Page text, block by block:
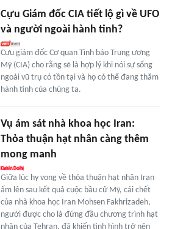
Cựu Giám đốc CIA tiết lộ gì về UFO
và người ngoài hành tinh?
Cựu giám đốc Cơ quan Tình báo Trung ương
Mỹ (CIA) cho rằng sẽ là hợp lý khi nói sự sống
ngoài vũ trụ có tồn tại và họ có thể đang thăm
hành tinh của chúng ta.
Vụ ám sát nhà khoa học Iran:
Thỏa thuận hạt nhân càng thêm
mong manh
Giữa lúc hy vọng về thỏa thuận hạt nhân Iran
ấm lên sau kết quả cuộc bầu cử Mỹ, cái chết
của nhà khoa học Iran Mohsen Fakhrizadeh,
người được cho là đứng đầu chương trình hạt
nhân của Tehran, đã khiến tình hình trở nên